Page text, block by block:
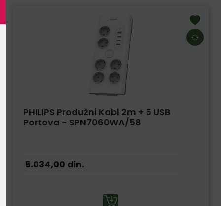
PHILIPS Produžni Kabl 2m + 5 USB
Portova - SPN7060WA/58
5.034,00 din.